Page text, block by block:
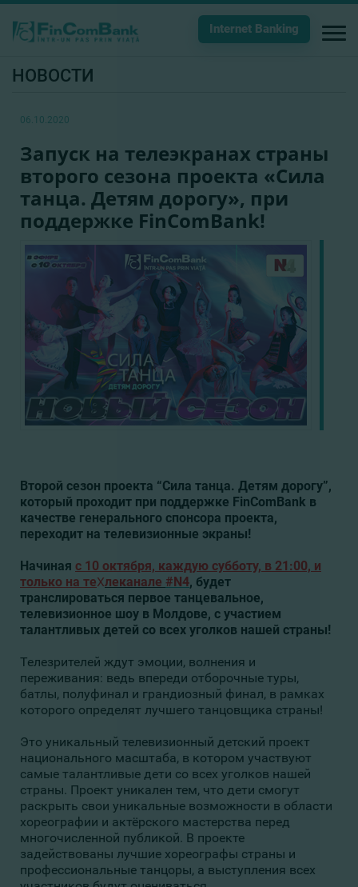
Internet Banking
НОВОСТИ
06.10.2020
Запуск на телеэкранах страны
второго сезона проекта «Сила
танца. Детям дорогу», при
поддержке FinComBank!
Второй сезон проекта “Сила танца. Детям дорогу”,
который проходит при поддержке FinComBank в
качестве генерального спонсора проекта,
переходит на телевизионные экраны!
Начиная с 10 октября, каждую субботу, в 21:00, и
только на теXлеканале #N4, будет
транслироваться первое танцевальное,
телевизионное шоу в Молдове, с участием
талантливых детей со всех уголков нашей страны!
Телезрителей ждут эмоции, волнения и
переживания: ведь впереди отборочные туры,
батлы, полуфинал и грандиозный финал, в рамках
которого определят лучшего танцовщика страны!
Это уникальный телевизионный детский проект
национального масштаба, в котором участвуют
самые талантливые дети со всех уголков нашей
страны. Проект уникален тем, что дети смогут
раскрыть свои уникальные возможности в области
хореографии и актёрского мастерства перед
многочисленной публикой. В проекте
задействованы лучшие хореографы страны и
профессиональные танцоры, а выступления всех